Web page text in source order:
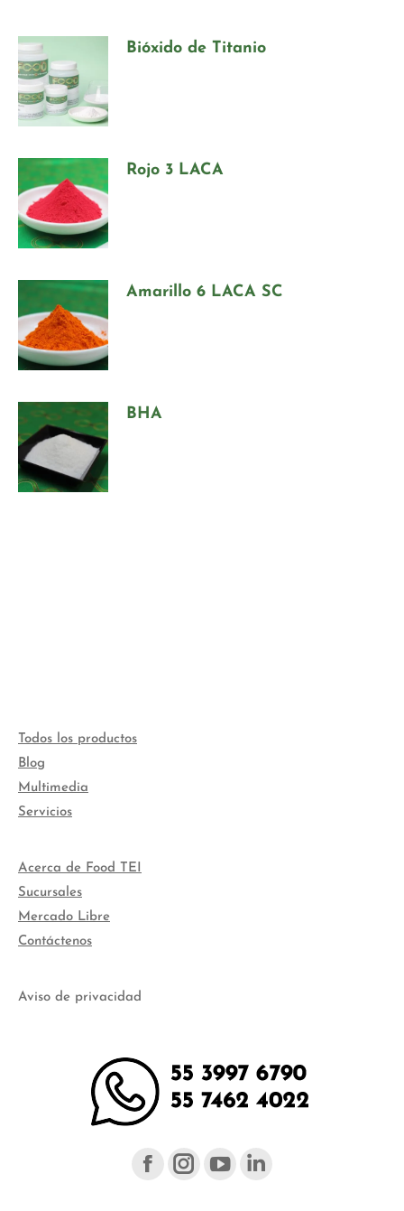
Bióxido de Titanio
Rojo 3 LACA
Amarillo 6 LACA SC
BHA
Todos los productos
Blog
Multimedia
Servicios
Acerca de Food TEI
Sucursales
Mercado Libre
Contáctenos
Aviso de privacidad
Facebook
Instagram
YouTube